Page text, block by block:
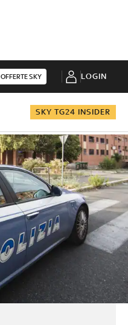
OFFERTE SKY LOGIN
SKY TG24 INSIDER